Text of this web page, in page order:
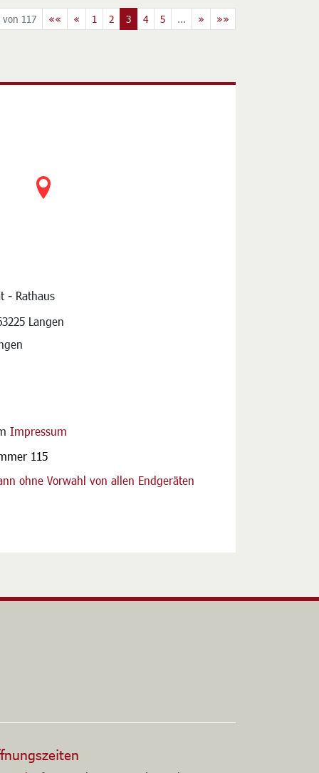
von 117 «« « 1 2 3 4 5 ... » »»
- Rathaus
Langen
Impressum
115
ohne Vorwahl von allen Endgeräten